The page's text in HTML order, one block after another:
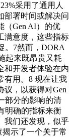
采用了通用人
部署时间或解决问
（Gen AI）的优
满意度，这些指标
。7然而，DORA
起来既昂贵又耗
和开发者体验在内
有用。8 现在让我
议，以获得对Gen
部分的影响的清
明确的指标来衡
我们还发现，似乎
示了一个关于常